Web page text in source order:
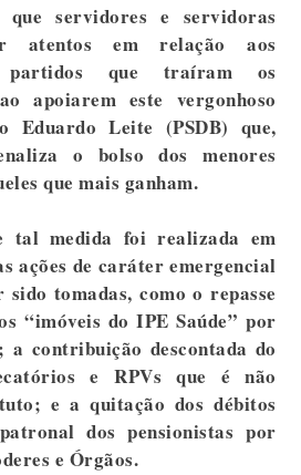
servidores e servidoras
atentos em relação aos
partidos que traíram os
apoiarem este vergonhoso
Eduardo Leite (PSDB) que,
o bolso dos menores
que mais ganham.
tal medida foi realizada em
ações de caráter emergencial
tomadas, como o repasse
“imóveis do IPE Saúde” por
a contribuição descontada do
e RPVs que é não
e a quitação dos débitos
dos pensionistas por
e Órgãos.